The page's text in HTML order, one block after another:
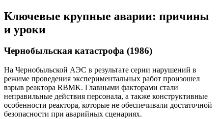
Ключевые крупные аварии: причины
и уроки
Чернобыльская катастрофа (1986)
На Чернобыльской АЭС в результате серии нарушений в
режиме проведения экспериментальных работ произошел
взрыв реактора RBMK. Главными факторами стали
неправильные действия персонала, а также конструктивные
особенности реактора, которые не обеспечивали достаточной
безопасности при аварийных сценариях.